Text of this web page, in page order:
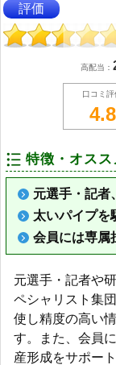
評価
高配当：
口コミ評
4.8
特徴・オスス
元選手・記者
太いパイプを
会員には専属
元選手・記者や
ペシャリスト集
使し精度の高い
す。また、会員
産形成をサポー